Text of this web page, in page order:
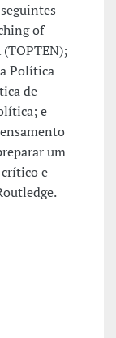
of
Política
de
e
um
e